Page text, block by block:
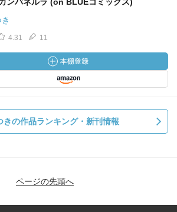
4.31 11
きの作品ランキング・新刊情報
ページの先頭へ